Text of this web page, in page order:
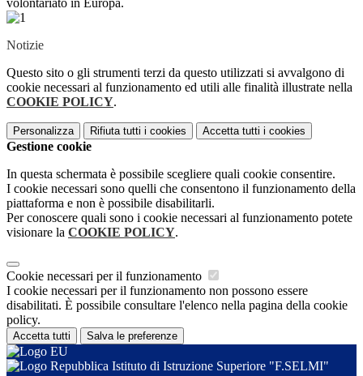
volontariato in Europa.
Notizie
Questo sito o gli strumenti terzi da questo utilizzati si avvalgono di
cookie necessari al funzionamento ed utili alle finalità illustrate nella
COOKIE POLICY.
Personalizza Rifiuta tutti i cookies Accetta tutti i cookies
Gestione cookie
In questa schermata è possibile scegliere quali cookie consentire.
I cookie necessari sono quelli che consentono il funzionamento della
piattaforma e non è possibile disabilitarli.
Per conoscere quali sono i cookie necessari al funzionamento potete
visionare la COOKIE POLICY.
Cookie necessari per il funzionamento
I cookie necessari per il funzionamento non possono essere
disabilitati. È possibile consultare l'elenco nella pagina della cookie
policy.
Accetta tutti Salva le preferenze
Istituto di Istruzione Superiore "F.SELMI"